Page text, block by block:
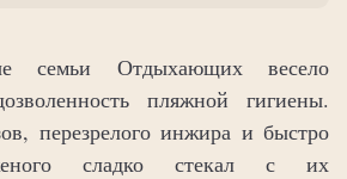
семьи Отдыхающих весело
пляжной гигиены.
перезрелого инжира и быстро
сладко стекал с их